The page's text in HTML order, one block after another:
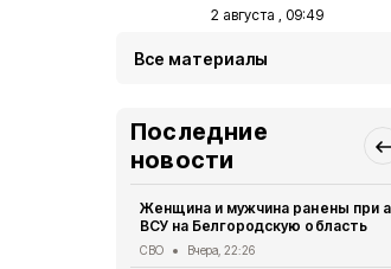
2 августа , 09:49
Все материалы
Последние
новости
Женщина и мужчина ранены при
ВСУ на Белгородскую область
СВО Вчера, 22:26